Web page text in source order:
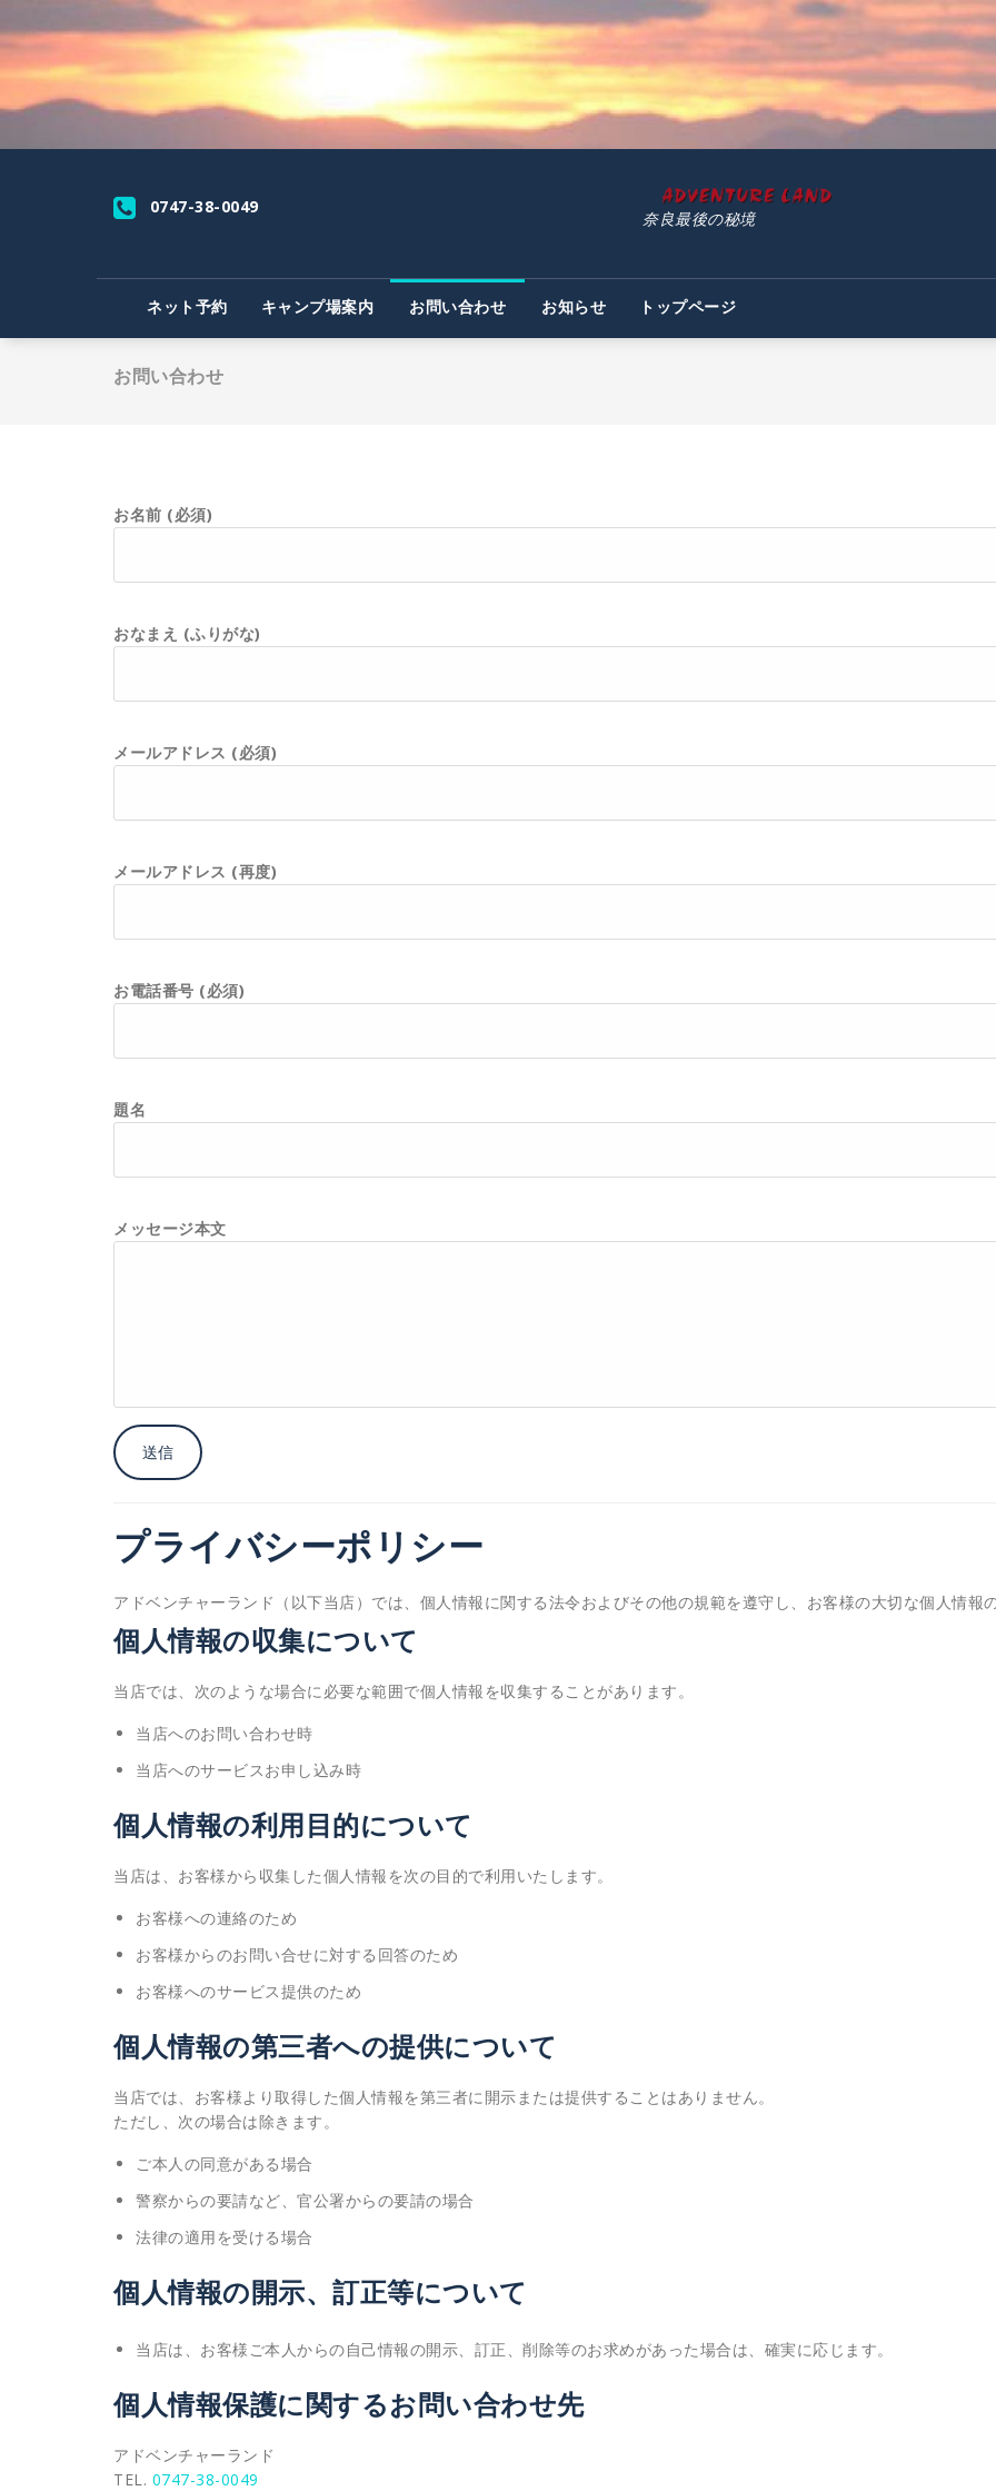
ン
テ
ツ
ス
0747-38-0049
奈良最後の秘境
ネット予約 キャンプ場案内 お問い合わせ お知らせ トップページ
お問い合わせ
お名前 (必須)
おなまえ (ふりがな)
メールアドレス (必須)
メールアドレス (再度)
お電話番号 (必須)
題名
メッセージ本文
プライバシーポリシー
アドベンチャーランド（以下当店）では、個人情報に関する法令およびその他の規範を遵守し、お客様の大切な個人情報
個人情報の収集について
当店では、次のような場合に必要な範囲で個人情報を収集することがあります。
当店へのお問い合わせ時
当店へのサービスお申し込み時
個人情報の利用目的について
当店は、お客様から収集した個人情報を次の目的で利用いたします。
お客様への連絡のため
お客様からのお問い合せに対する回答のため
お客様へのサービス提供のため
個人情報の第三者への提供について
当店では、お客様より取得した個人情報を第三者に開示または提供することはありません。
ただし、次の場合は除きます。
ご本人の同意がある場合
警察からの要請など、官公署からの要請の場合
法律の適用を受ける場合
個人情報の開示、訂正等について
当店は、お客様ご本人からの自己情報の開示、訂正、削除等のお求めがあった場合は、確実に応じます。
個人情報保護に関するお問い合わせ先
アドベンチャーランド
TEL. 0747-38-0049